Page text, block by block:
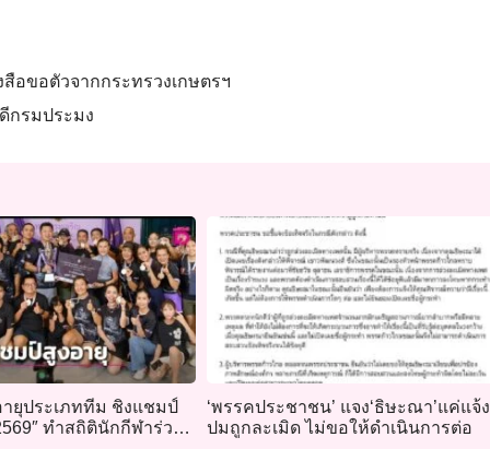
อขอตัวจากกระทรวงเกษตรฯ
กรมประมง
ยุประเภททีม ชิงแชมป์
ทำสถิตินักกีฬาร่วม
‘พรรคประชาชน’ แจง‘ธิษะณา’แค่แจ้ง
ปมถูกละเมิด ไม่ขอให้ดำเนินการต่อ